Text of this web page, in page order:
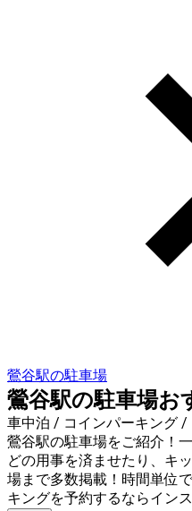
鶯谷駅の駐車場
鶯谷駅の駐車場お
車中泊 / コインパーキング /
鶯谷駅の駐車場をご紹介！
どの用事を済ませたり、キ
場まで多数掲載！時間単位
キングを予約するならイン